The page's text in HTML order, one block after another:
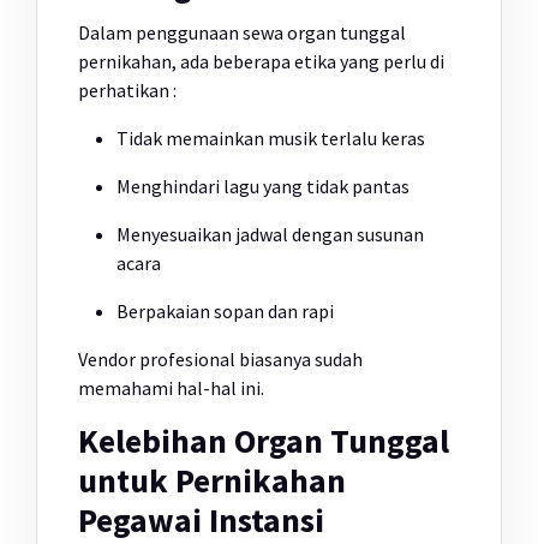
Dalam penggunaan sewa organ tunggal
pernikahan, ada beberapa etika yang perlu di
perhatikan :
Tidak memainkan musik terlalu keras
Menghindari lagu yang tidak pantas
Menyesuaikan jadwal dengan susunan
acara
Berpakaian sopan dan rapi
Vendor profesional biasanya sudah
memahami hal-hal ini.
Kelebihan Organ Tunggal
untuk Pernikahan
Pegawai Instansi